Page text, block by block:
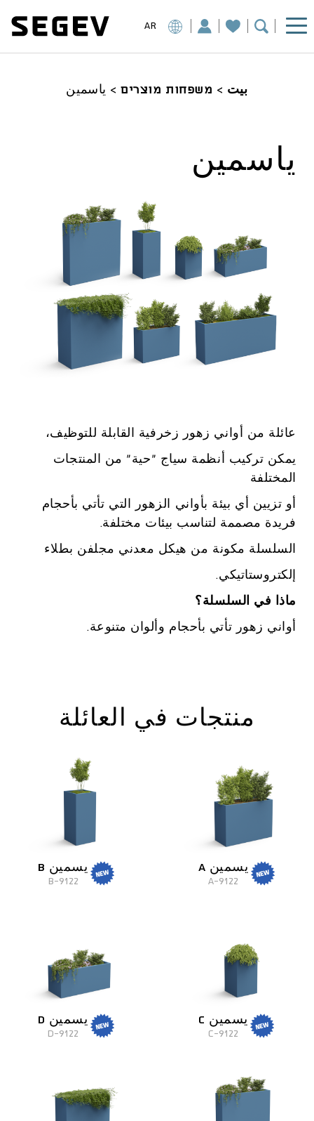
AR
بيت > משפחות מוצרים> ياسمين
عائلة من أواني زهور زخرفية القابلة للتوظيف،
يمكن تركيب أنظمة سياج “حية” من المنتجات
المختلفة
أو تزيين أي بيئة بأواني الزهور التي تأتي بأحجام
فريدة مصممة لتناسب بيئات مختلفة.
السلسلة مكونة من هيكل معدني مجلفن بطلاء
إلكتروستاتيكي.
ماذا في السلسلة؟
أواني زهور تأتي بأحجام وألوان متنوعة.
ياسمين
منتجات في العائلة
يسمين A
9122-A
يسمين B
9122-B
يسمين C
9122-C
يسمين D
9122-D